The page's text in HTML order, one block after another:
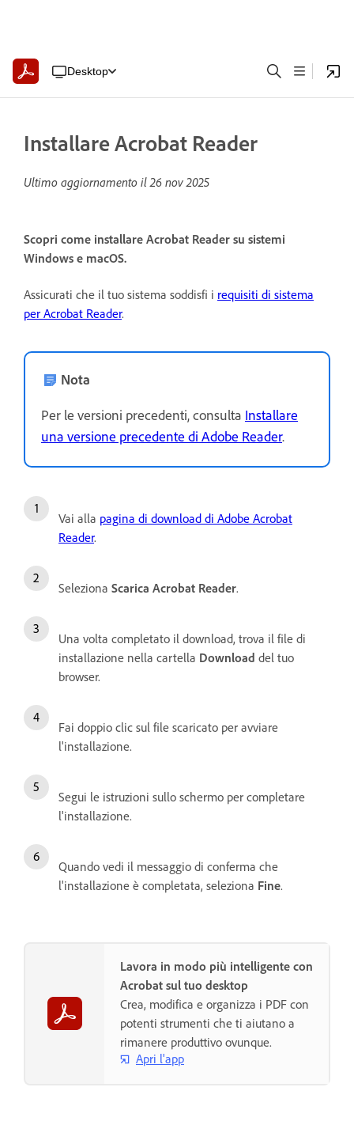
Desktop
Installare Acrobat Reader
Ultimo aggiornamento il26 nov 2025
Scopri come installare Acrobat Reader su sistemi
Windows e macOS.
Assicurati che il tuo sistema soddisfi i requisiti di sistema
per Acrobat Reader.
Nota
Per le versioni precedenti, consulta Installare
una versione precedente di Adobe Reader.
Vai alla pagina di download di Adobe Acrobat
Reader.
Seleziona Scarica Acrobat Reader.
Una volta completato il download, trova il file di
installazione nella cartella Download del tuo
browser.
Fai doppio clic sul file scaricato per avviare
l'installazione.
Segui le istruzioni sullo schermo per completare
l'installazione.
Quando vedi il messaggio di conferma che
l'installazione è completata, seleziona Fine.
Lavora in modo più intelligente con
Acrobat sul tuo desktop
Crea, modifica e organizza i PDF con
potenti strumenti che ti aiutano a
rimanere produttivo ovunque.
Apri l'app